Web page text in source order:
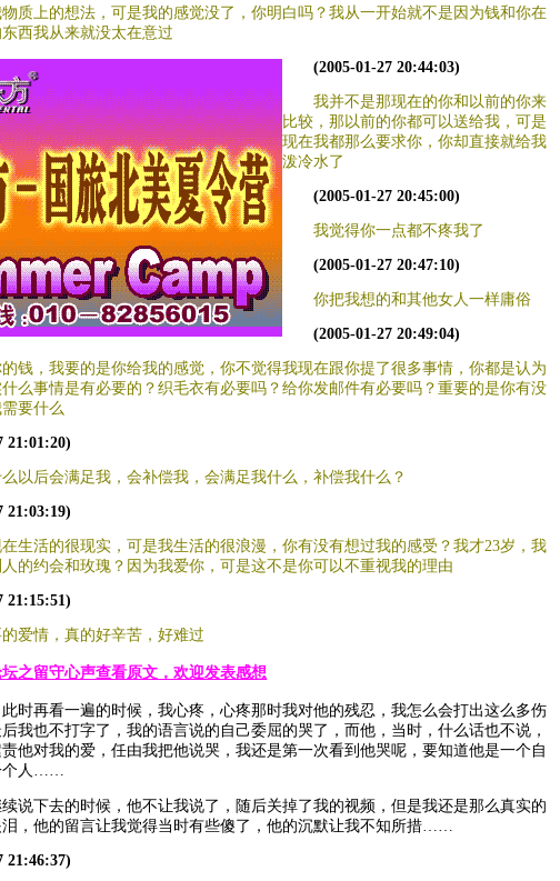
质上的想法，可是我的感觉没了，你明白吗？我从一开始就不是因为钱和你在
西我从来就没太在意过
(2005-01-27 20:44:03)
我并不是那现在的你和以前的你来
比较，那以前的你都可以送给我，可是
现在我都那么要求你，你却直接就给我
泼冷水了
(2005-01-27 20:45:00)
我觉得你一点都不疼我了
(2005-01-27 20:47:10)
你把我想的和其他女人一样庸俗
(2005-01-27 20:49:04)
钱，我要的是你给我的感觉，你不觉得我现在跟你提了很多事情，你都是认为
么事情是有必要的？织毛衣有必要吗？给你发邮件有必要吗？重要的是你有没
要什么
21:01:20)
以后会满足我，会补偿我，会满足我什么，补偿我什么？
21:03:19)
生活的很现实，可是我生活的很浪漫，你有没有想过我的感受？我才23岁，我
的约会和玫瑰？因为我爱你，可是这不是你可以不重视我的理由
21:15:51)
爱情，真的好辛苦，好难过
之留守心声查看原文，欢迎发表感想
再看一遍的时候，我心疼，心疼那时我对他的残忍，我怎么会打出这么多伤
我也不打字了，我的语言说的自己委屈的哭了，而他，当时，什么话也不说，
他对我的爱，任由我把他说哭，我还是第一次看到他哭呢，要知道他是一个自
个人……
下去的时候，他不让我说了，随后关掉了我的视频，但是我还是那么真实的
，他的留言让我觉得当时有些傻了，他的沉默让我不知所措……
21:46:37)